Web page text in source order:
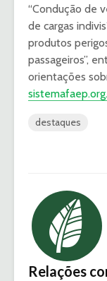
“Condução de
de cargas
produtos
passageiros”,
orientações
destaques
Relações